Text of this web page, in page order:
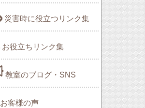
災害時に役立つリンク集
お役立ちリンク集
教室のブログ・SNS
お客様の声